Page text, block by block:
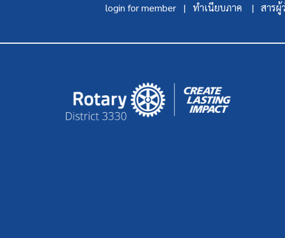
login for member | ทำเนียบภาค | สารผู้